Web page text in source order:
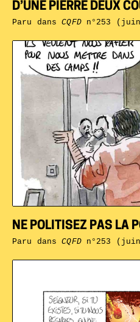
NE POLITISEZ PAS LA
Paru dansCQFDn°253 (juin
D’UNE PIERRE DEUX
Paru dansCQFDn°253 (juin